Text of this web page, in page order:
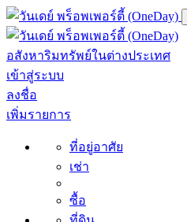
อสังหาริมทรัพย์ในต่างประเทศ
เข้าสู่ระบบ
ลงชื่อ
เพิ่มรายการ
ที่อยู่อาศัย
เช่า
ซื้อ